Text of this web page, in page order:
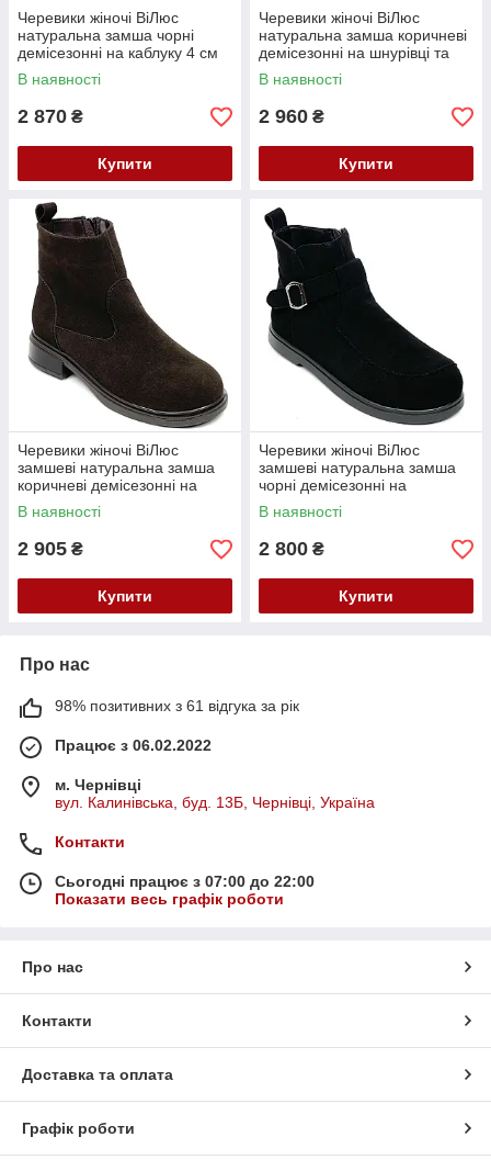
Черевики жіночі ВіЛюс
натуральна замша чорні
демісезонні на каблуку 4 см
6033 ч.зм 36 Чорні
В наявності
2 870 ₴
Купити
Черевики жіночі ВіЛюс
натуральна замша коричневі
демісезонні на шнурівці та
блискавці каблук 3 см 36
Коричневі
В наявності
2 960 ₴
Купити
Черевики жіночі ВіЛюс
замшеві натуральна замша
коричневі демісезонні на
підборах 3 см для широкої
ноги 6031 кор.зм 36
В наявності
2 905 ₴
Купити
Черевики жіночі ВіЛюс
замшеві натуральна замша
чорні демісезонні на
низькому ходу 1,5 см для
широкої ноги 6014 ч.зм 36
В наявності
2 800 ₴
Купити
Про нас
98% позитивних з 61 відгука за рік
Працює з 06.02.2022
м. Чернівці
вул. Калинівська, буд. 13Б, Чернівці, Україна
Контакти
Сьогодні працює з 07:00 до 22:00
Показати весь графік роботи
Про нас
Контакти
Доставка та оплата
Графік роботи